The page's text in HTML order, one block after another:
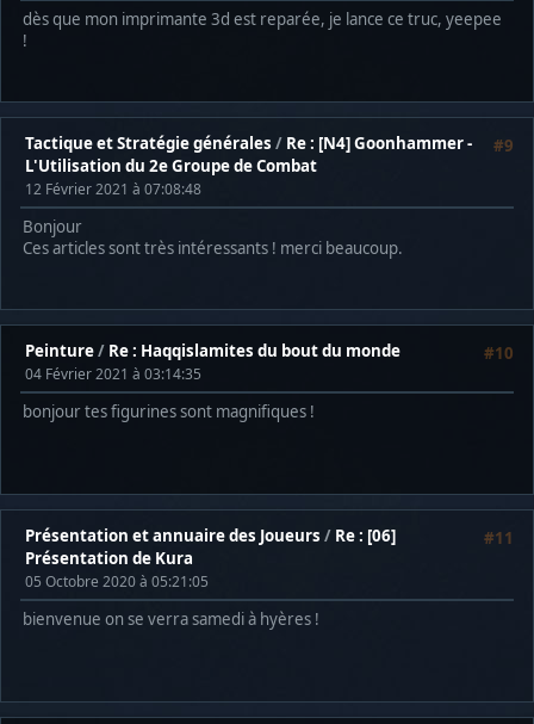
dès que mon imprimante 3d est reparée, je lance ce truc, yeepee
!
#9
Tactique et Stratégie générales / Re : [N4] Goonhammer -
L'Utilisation du 2e Groupe de Combat
12 Février 2021 à 07:08:48
Bonjour
Ces articles sont très intéressants ! merci beaucoup.
#10
Peinture/ Re : Haqqislamites du bout du monde
04 Février 2021 à 03:14:35
bonjour tes figurines sont magnifiques !
#11
Présentation et annuaire des Joueurs / Re : [06]
Présentation de Kura
05 Octobre 2020 à 05:21:05
bienvenue on se verra samedi à hyères !